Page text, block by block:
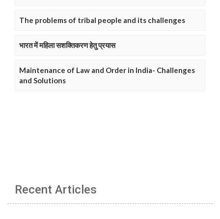
The problems of tribal people and its challenges
भारत में महिला सशक्तिकरण हेतु प्रयास
Maintenance of Law and Order in India- Challenges
and Solutions
Recent Articles